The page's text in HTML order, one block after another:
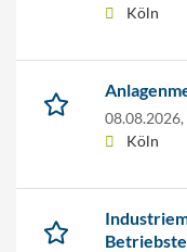
Köln
08.08.2026,
Köln